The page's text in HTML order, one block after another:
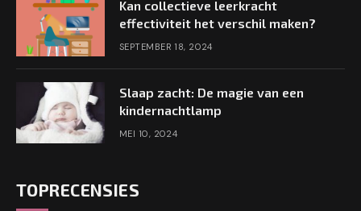
Kan collectieve leerkracht
effectiviteit het verschil maken?
SEPTEMBER 18, 2024
Slaap zacht: De magie van een
kindernachtlamp
MEI 10, 2024
TOPRECENSIES